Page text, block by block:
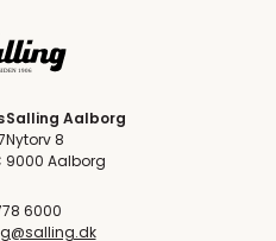
Salling Aalborg
Nytorv 8
9000 Aalborg
6000